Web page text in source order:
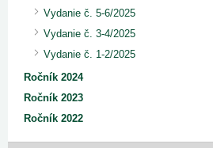
Vydanie č. 5-6/2025
Vydanie č. 3-4/2025
Vydanie č. 1-2/2025
Ročník 2024
Ročník 2023
Ročník 2022